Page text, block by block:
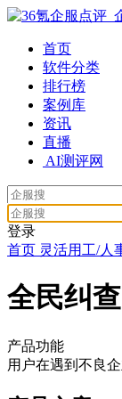
首页
软件分类
排行榜
案例库
资讯
直播
AI测评网
登录
首页 灵活用工/人
全民纠查
产品功能
用户在遇到不良